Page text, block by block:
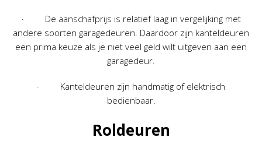
· De aanschafprijs is relatief laag in vergelijking met
andere soorten garagedeuren. Daardoor zijn kanteldeuren
een prima keuze als je niet veel geld wilt uitgeven aan een
garagedeur.
· Kanteldeuren zijn handmatig of elektrisch
bedienbaar.
Roldeuren